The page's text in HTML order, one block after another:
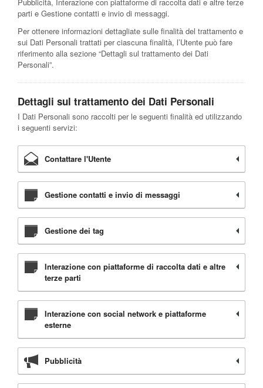
parti e Gestione contatti e invio di messaggi.
Per ottenere informazioni dettagliate sulle finalità del trattamento e
sui Dati Personali trattati per ciascuna finalità, l’Utente può fare
riferimento alla sezione “Dettagli sul trattamento dei Dati
Personali”.
Dettagli sul trattamento dei Dati Personali
I Dati Personali sono raccolti per le seguenti finalità ed utilizzando
i seguenti servizi:
Contattare l'Utente
Gestione contatti e invio di messaggi
Gestione dei tag
Interazione con piattaforme di raccolta dati e altre
terze parti
Interazione con social network e piattaforme
esterne
Pubblicità